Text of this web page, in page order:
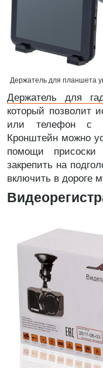
Держатель для планшета
Держатель для
который позволит
или телефон с
Кронштейн можно
помощи
закрепить на
включить в дороге